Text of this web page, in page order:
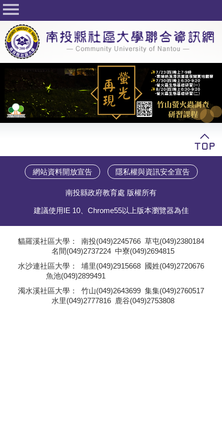
回首頁
關於社大
公佈欄
行事曆
最新活動
活動花絮
志工與社團
社大學習Q&A
學員專區
教師專區
網站資料開放宣告 隱私權與資訊安全宣告
南投縣政府教育處 版權所有
建議使用IE 10、Chrome55以上版本瀏覽器為佳
貓羅溪社區大學： 南投(049)2245766 草屯(049)2380184
名間(049)2737224 中寮(049)2694815
水沙連社區大學： 埔里(049)2915668 國姓(049)2720676
魚池(049)2899491
濁水溪社區大學： 竹山(049)2643699 集集(049)2760517
水里(049)2777816 鹿谷(049)2753808